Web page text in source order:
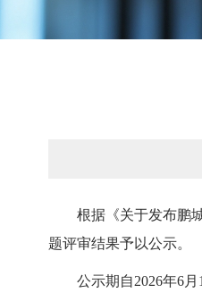
根据《关于发布鹏
题评审结果予以公示。
公示期自2026年6月